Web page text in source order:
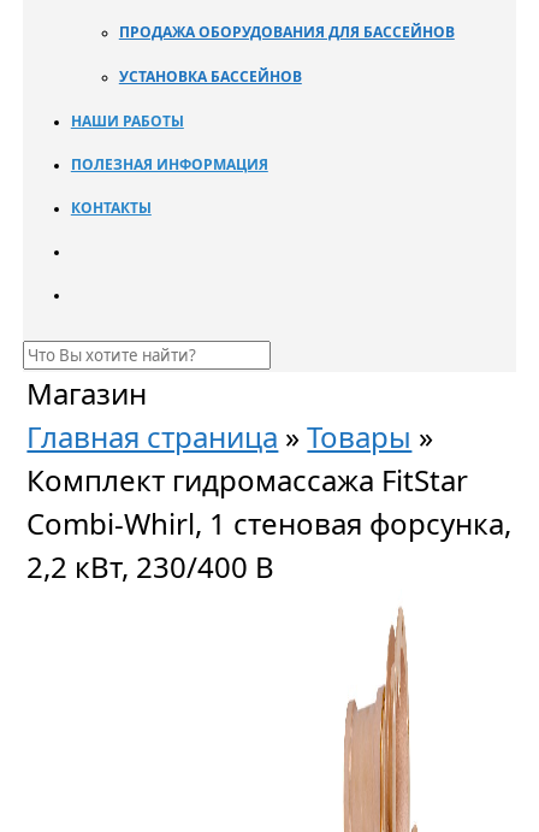
ПРОДАЖА ОБОРУДОВАНИЯ ДЛЯ БАССЕЙНОВ
УСТАНОВКА БАССЕЙНОВ
НАШИ РАБОТЫ
ПОЛЕЗНАЯ ИНФОРМАЦИЯ
КОНТАКТЫ
Магазин
Главная страница »Товары »
Комплект гидромассажа FitStar
Combi-Whirl, 1 стеновая форсунка,
2,2 кВт, 230/400 В